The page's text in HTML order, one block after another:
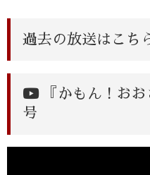
過去の放送はこち
『かもん！おお
号